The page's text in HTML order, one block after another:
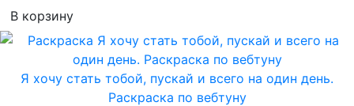
В корзину
Я хочу стать тобой, пускай и всего на один день.
Раскраска по вебтуну